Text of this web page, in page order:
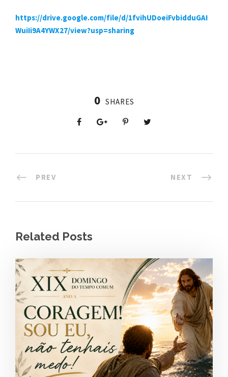
https://drive.google.com/file/d/1fvihUDoeiFvbidduGAI
WuiIi9A4YWX27/view?usp=sharing
0 SHARES
PREV NEXT
Related Posts